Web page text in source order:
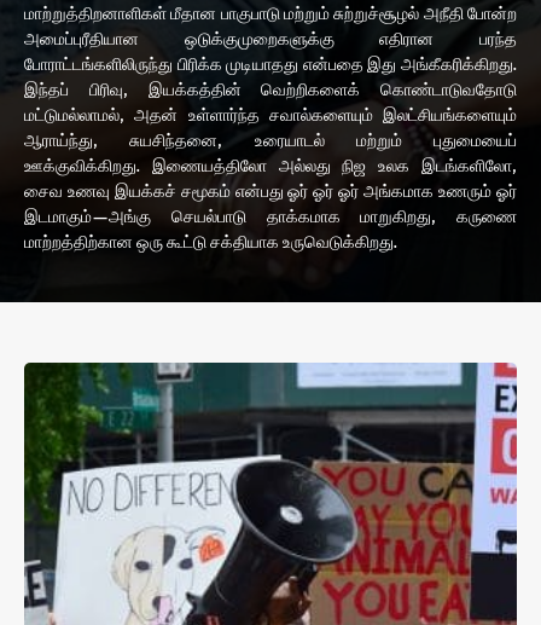
மாற்றுத்திறனாளிகள் மீதான பாகுபாடு மற்றும் சுற்றுச்சூழல் அநீதி போன்ற
அமைப்புரீதியான ஒடுக்குமுறைகளுக்கு எதிரான பரந்த
போராட்டங்களிலிருந்து பிரிக்க முடியாதது என்பதை இது அங்கீகரிக்கிறது.
இந்தப் பிரிவு, இயக்கத்தின் வெற்றிகளைக் கொண்டாடுவதோடு
மட்டுமல்லாமல், அதன் உள்ளார்ந்த சவால்களையும் இலட்சியங்களையும்
ஆராய்ந்து, சுயசிந்தனை, உரையாடல் மற்றும் புதுமையைப்
ஊக்குவிக்கிறது. இணையத்திலோ அல்லது நிஜ உலக இடங்களிலோ,
சைவ உணவு இயக்கச் சமூகம் என்பது ஓர் ஓர் ஓர் அங்கமாக உணரும் ஓர்
இடமாகும்—அங்கு செயல்பாடு தாக்கமாக மாறுகிறது, கருணை
மாற்றத்திற்கான ஒரு கூட்டு சக்தியாக உருவெடுக்கிறது.